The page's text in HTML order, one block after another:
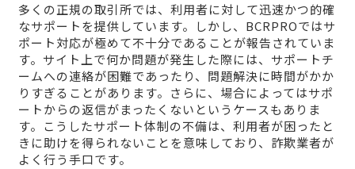
多くの正規の取引所では、利用者に対して迅速かつ的確
なサポートを提供しています。しかし、BCRPROではサ
ポート対応が極めて不十分であることが報告されていま
す。サイト上で何か問題が発生した際には、サポートチ
ームへの連絡が困難であったり、問題解決に時間がかか
りすぎることがあります。さらに、場合によってはサポ
ートからの返信がまったくないというケースもありま
す。こうしたサポート体制の不備は、利用者が困ったと
きに助けを得られないことを意味しており、詐欺業者が
よく行う手口です。